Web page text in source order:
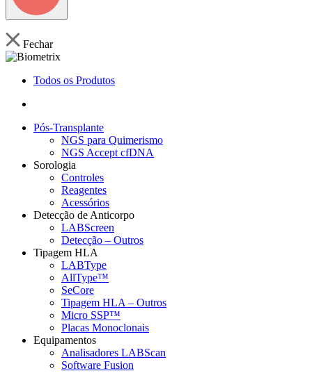
Fechar
Todos os Produtos
Pós-Transplante
NGS para Quimerismo
NGS Accept cfDNA
Sorologia
Controles
Reagentes
Acessórios
Detecção de Anticorpo
LABScreen
Detecção – Outros
Tipagem HLA
LABType
AllType™
SeCore
Tipagem HLA – Outros
Micro SSP™
Placas Monoclonais
Equipamentos
Analisadores LABScan
Software Fusion